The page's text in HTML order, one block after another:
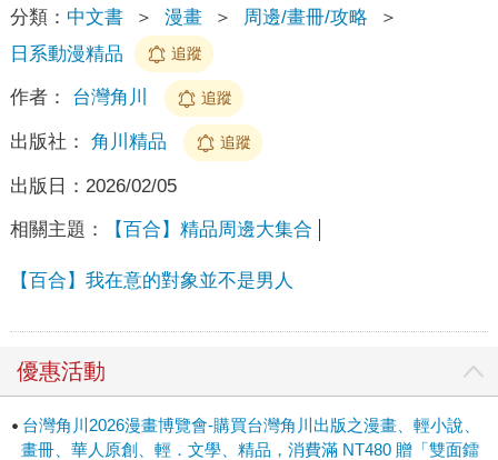
分類： 中文書 ＞ 漫畫 ＞ 周邊/畫冊/攻略
＞
日系動漫精品
追蹤
作者： 台灣角川 追蹤
出版社： 角川精品 追蹤
出版日： 2026/02/05
相關主題： 【百合】精品周邊大集合
【百合】我在意的對象並不是男人
優惠活動
台灣角川2026漫畫博覽會-購買台灣角川出版之漫畫、輕小說、
畫冊、華人原創、輕．文學、精品，消費滿 NT480 贈「雙面鐳